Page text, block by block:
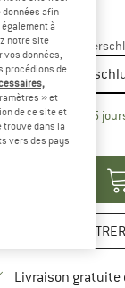
-20 %
60 ml -
ml -
de livraison: 3-5
ENREGISTRER
Livraison gratuite
afin
à
notre site
données,
procédions de
» et
de ce site et
trouve dans la
vers des pays